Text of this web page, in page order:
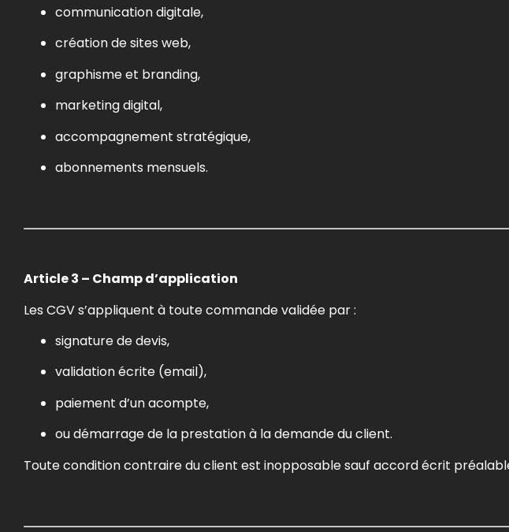
communication digitale,
création de sites web,
graphisme et branding,
marketing digital,
accompagnement stratégique,
abonnements mensuels.
Article 3 – Champ d’application
Les CGV s’appliquent à toute commande validée par :
signature de devis,
validation écrite (email),
paiement d’un acompte,
ou démarrage de la prestation à la demande du client.
Toute condition contraire du client est inopposable sauf accord écrit